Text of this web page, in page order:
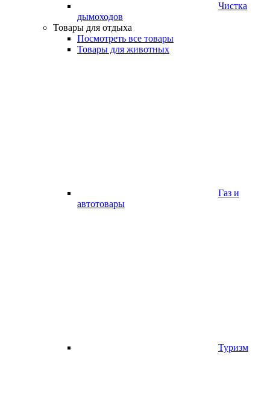
Чистка
дымоходов
Товары для отдыха
Посмотреть все товары
Товары для животных
Газ и
автотовары
Туризм